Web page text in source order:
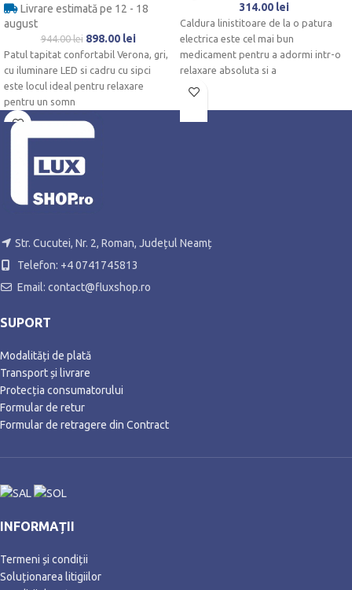
Livrare estimată pe 12 - 18
august
944.00lei 898.00 lei
Patul tapitat confortabil Verona, gri,
cu iluminare LED si cadru cu sipci
este locul ideal pentru relaxare
pentru un somn
314.00 lei
Caldura linistitoare de la o patura
electrica este cel mai bun
medicament pentru a adormi intr-o
relaxare absoluta si a
Str. Cucutei, Nr. 2, Roman, Județul Neamț
Telefon: +4 0741745813
Email: contact@fluxshop.ro
SUPORT
Modalități de plată
Transport și livrare
Protecția consumatorului
Formular de retur
Formular de retragere din Contract
INFORMAȚII
Termeni și condiții
Soluționarea litigiilor